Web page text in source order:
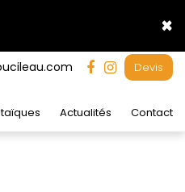
×
Devis
Actualités Contact